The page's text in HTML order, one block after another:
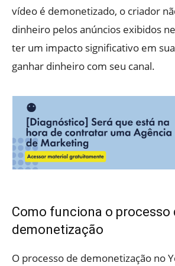
vídeo é demonetizado, o criador
dinheiro pelos anúncios exibidos
ter um impacto significativo em
ganhar dinheiro com seu canal.
Como funciona o processo
demonetização
O processo de demonetização no